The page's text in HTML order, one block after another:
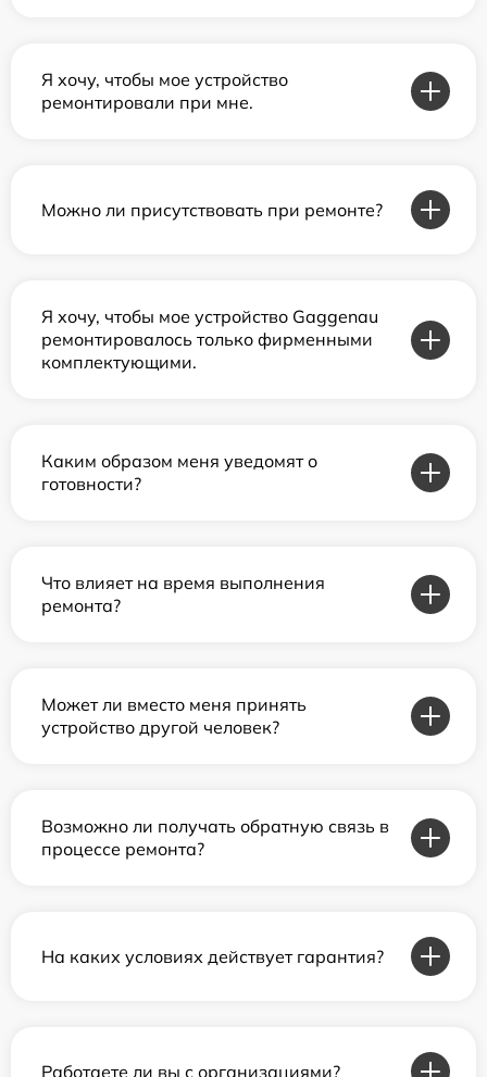
Я хочу, чтобы мое устройство
ремонтировали при мне.
Можно ли присутствовать при ремонте?
Я хочу, чтобы мое устройство Gaggenau
ремонтировалось только фирменными
комплектующими.
Каким образом меня уведомят о
готовности?
Что влияет на время выполнения
ремонта?
Может ли вместо меня принять
устройство другой человек?
Возможно ли получать обратную связь в
процессе ремонта?
На каких условиях действует гарантия?
Работаете ли вы с организациями?